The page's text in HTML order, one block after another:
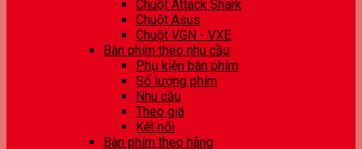
Chuột Attack Shark
Chuột Asus
Chuột VGN - VXE
Bàn phím theo nhu cầu
Phụ kiện bàn phím
Số lượng phím
Nhu cầu
Theo giá
Kết nối
Bàn phím theo hãng